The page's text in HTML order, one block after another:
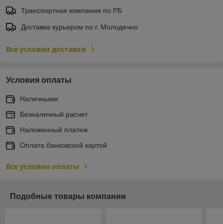
Транспортная компания по РБ
Доставка курьером по г. Молодечно
Все условия доставки
Условия оплаты
Наличными
Безналичный расчет
Наложенный платеж
Оплата банковской картой
Все условия оплаты
Подобные товары компании